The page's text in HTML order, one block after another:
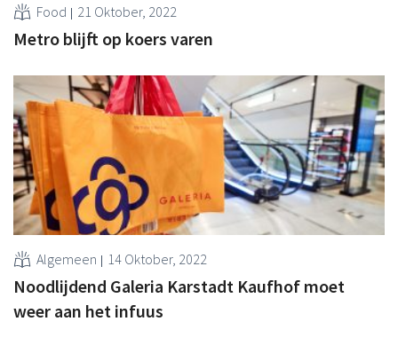
Food 21 Oktober, 2022
Metro blijft op koers varen
Algemeen 14 Oktober, 2022
Noodlijdend Galeria Karstadt Kaufhof moet
weer aan het infuus